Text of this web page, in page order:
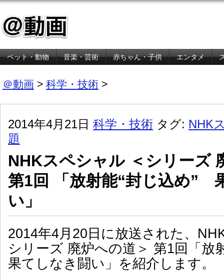
ペット・動物 音楽・芸術 赤ちゃん・子供 エンタメ
＠動画 > 科学・技術 >
2014年4月21日 科学・技術 タグ: NHK
題
NHKスペシャル ＜シリーズ
第1回 「放射能“封じ込め”
い」
2014年4月20日に放送された、
シリーズ 廃炉への道＞ 第1回「
果てしなき闘い」を紹介します。